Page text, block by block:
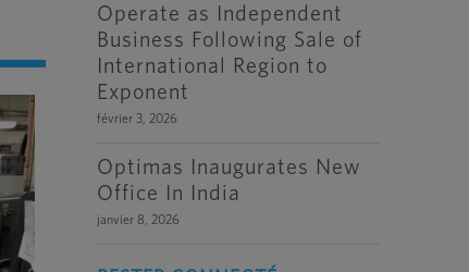
Operate as Independent
Business Following Sale of
International Region to
Exponent
février 3, 2026
Optimas Inaugurates New
Office In India
janvier 8, 2026